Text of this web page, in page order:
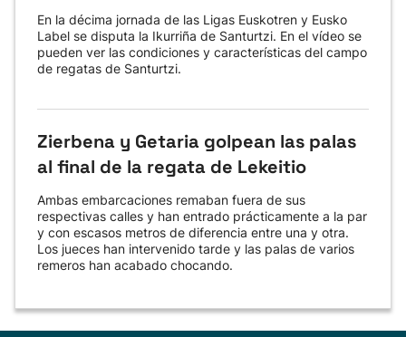
En la décima jornada de las Ligas Euskotren y Eusko
Label se disputa la Ikurriña de Santurtzi. En el vídeo se
pueden ver las condiciones y características del campo
de regatas de Santurtzi.
Zierbena y Getaria golpean las palas
al final de la regata de Lekeitio
Ambas embarcaciones remaban fuera de sus
respectivas calles y han entrado prácticamente a la par
y con escasos metros de diferencia entre una y otra.
Los jueces han intervenido tarde y las palas de varios
remeros han acabado chocando.